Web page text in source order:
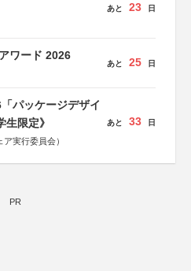
あと 23 日
ワード 2026
あと 25 日
パッケージデザイ
限定》
実行委員会）
あと 33 日
PR